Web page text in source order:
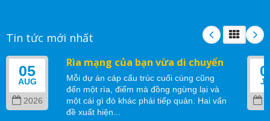
Tin tức mới nhất
05
AUG
2026
Rìa mạng của bạn vừa di chuyển
Mỗi dự án cáp cấu trúc cuối cùng cũng
đến một rìa, điểm mà đồng ngừng lại và
một cái gì đó khác phải tiếp quản. Hai vấn
đề xuất hiện...